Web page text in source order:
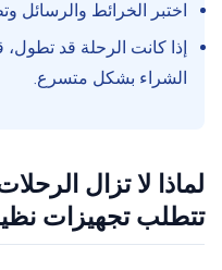
اختبر الخرائط والرسائل
إذا كانت الرحلة قد تطول،
الشراء بشكل متسرع.
لماذا لا تزال
تتطلب تجهيزات